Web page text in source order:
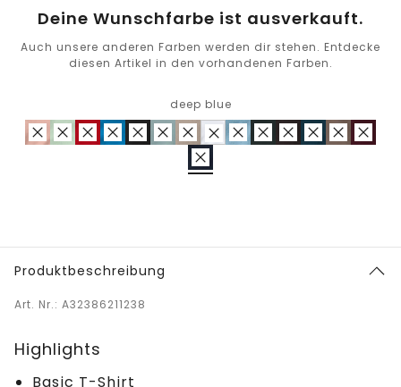
Deine Wunschfarbe ist ausverkauft.
Auch unsere anderen Farben werden dir stehen. Entdecke
diesen Artikel in den vorhandenen Farben.
deep blue
Produktbeschreibung
Art. Nr.: A32386211238
Highlights
Basic T-Shirt